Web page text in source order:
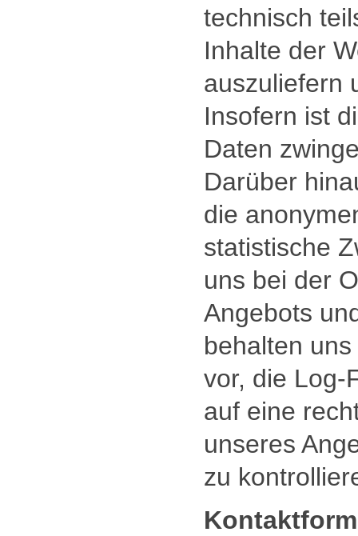
technisch
Inhalte der
auszuliefern
Insofern ist
Daten
Darüber
die
statistische
uns bei der
Angebots
behalten
vor, die Log-
auf eine
unseres
zu